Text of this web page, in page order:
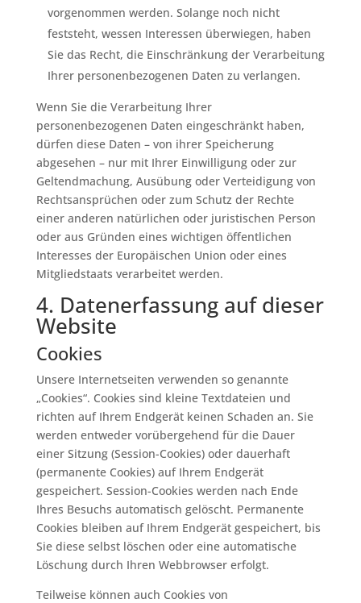
vorgenommen werden. Solange noch nicht
feststeht, wessen Interessen überwiegen, haben
Sie das Recht, die Einschränkung der Verarbeitung
Ihrer personenbezogenen Daten zu verlangen.
Wenn Sie die Verarbeitung Ihrer
personenbezogenen Daten eingeschränkt haben,
dürfen diese Daten – von ihrer Speicherung
abgesehen – nur mit Ihrer Einwilligung oder zur
Geltendmachung, Ausübung oder Verteidigung von
Rechtsansprüchen oder zum Schutz der Rechte
einer anderen natürlichen oder juristischen Person
oder aus Gründen eines wichtigen öffentlichen
Interesses der Europäischen Union oder eines
Mitgliedstaats verarbeitet werden.
4. Datenerfassung auf dieser
Website
Cookies
Unsere Internetseiten verwenden so genannte
„Cookies“. Cookies sind kleine Textdateien und
richten auf Ihrem Endgerät keinen Schaden an. Sie
werden entweder vorübergehend für die Dauer
einer Sitzung (Session-Cookies) oder dauerhaft
(permanente Cookies) auf Ihrem Endgerät
gespeichert. Session-Cookies werden nach Ende
Ihres Besuchs automatisch gelöscht. Permanente
Cookies bleiben auf Ihrem Endgerät gespeichert, bis
Sie diese selbst löschen oder eine automatische
Löschung durch Ihren Webbrowser erfolgt.
Teilweise können auch Cookies von